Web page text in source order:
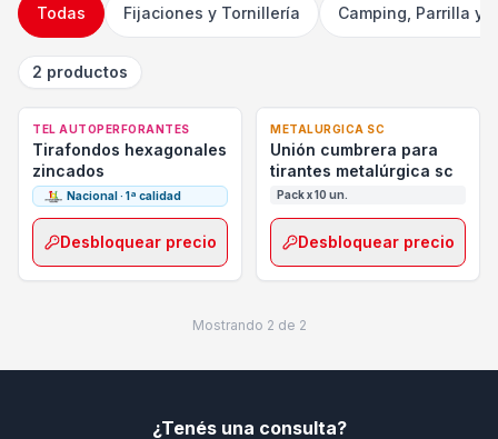
Todas Fijaciones y Tornillería Camping, Parrilla y
2 productos
TEL AUTOPERFORANTES
Tirafondos hexagonales
zincados
Nacional · 1ª calidad
Desbloquear precio
METALURGICA SC
Unión cumbrera para
tirantes metalúrgica sc
Pack x 10 un.
Desbloquear precio
Mostrando 2 de 2
¿Tenés una consulta?